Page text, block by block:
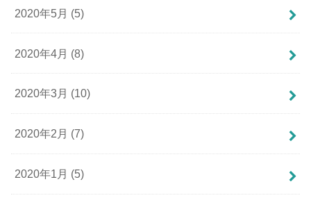
2020年5月 (5)
2020年4月 (8)
2020年3月 (10)
2020年2月 (7)
2020年1月 (5)